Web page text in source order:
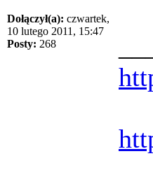
Dołączył(a): czwartek,
10 lutego 2011, 15:47
Posty: 268